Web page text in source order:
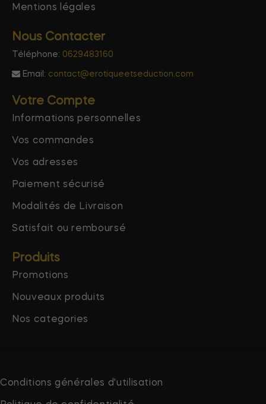
Mentions légales
Nous Contacter
Téléphone: 0629483160
Email: contact@erotiqueetseduction.com
Votre Compte
Informations personnelles
Vos commandes
Vos adresses
Paiement sécurisé
Modalités de Livraison
Satisfait ou remboursé
Produits
Promotions
Nouveaux produits
Nos categories
Conditions générales d'utilisation